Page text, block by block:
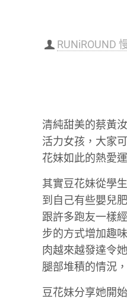
RUNiROUND
清純甜美的蔡黃
活力女孩，大家
花妹如此的熱愛
其實豆花妹從學
到自己有些嬰兒
跟許多跑友一樣
步的方式增加趣
肉越來越發達令
腿部堆積的情況
豆花妹分享她開